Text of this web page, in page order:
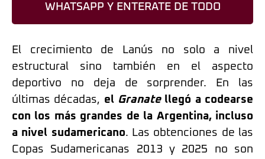
WHATSAPP Y ENTERATE DE TODO
El crecimiento de Lanús no solo a nivel
estructural sino también en el aspecto
deportivo no deja de sorprender. En las
últimas décadas, el Granatellegó a codearse
con los más grandes de la Argentina, incluso
a nivel sudamericano. Las obtenciones de las
Copas Sudamericanas 2013 y 2025 no son